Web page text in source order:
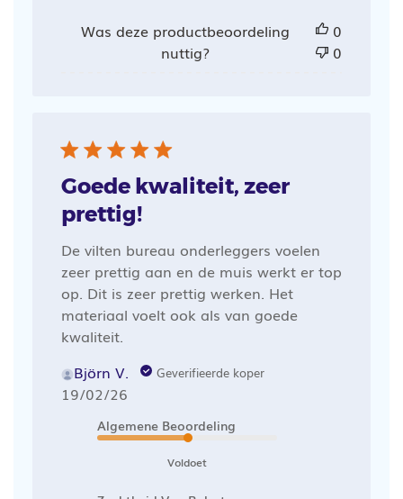
Was deze productbeoordeling
nuttig?
0
0
Goede kwaliteit, zeer
prettig!
De vilten bureau onderleggers voelen
zeer prettig aan en de muis werkt er top
op. Dit is zeer prettig werken. Het
materiaal voelt ook als van goede
kwaliteit.
Björn V.
Geverifieerde koper
Publicatiedatum
19/02/26
Algemene Beoordeling
Voldoet